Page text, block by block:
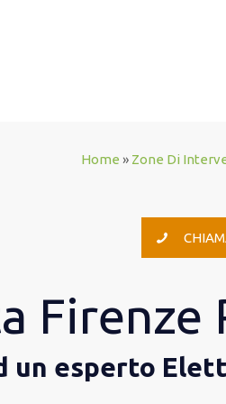
Home » Zone Di
Firenze
esperto